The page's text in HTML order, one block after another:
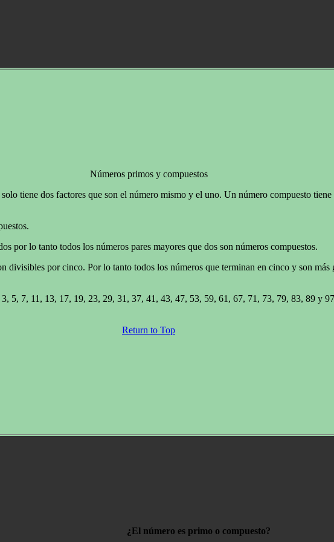
Números primos y compuestos
tiene dos factores que son el número mismo y el uno. Un número compuesto tiene
por lo tanto todos los números pares mayores que dos son números compuestos.
divisibles por cinco. Por lo tanto todos los números que terminan en cinco y son más
5, 7, 11, 13, 17, 19, 23, 29, 31, 37, 41, 43, 47, 53, 59, 61, 67, 71, 73, 79, 83, 89 y
Return to Top
¿El número es primo o compuesto?